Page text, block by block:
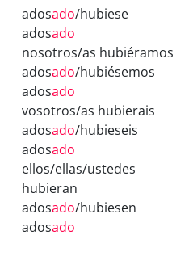
adosado/hubiese
adosado
nosotros/as hubiéramos
adosado/hubiésemos
adosado
vosotros/as hubierais
adosado/hubieseis
adosado
ellos/ellas/ustedes
hubieran
adosado/hubiesen
adosado